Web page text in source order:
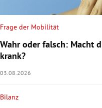
Frage der Mobilität
Wahr oder falsch: Macht
krank?
03.08.2026
Bilanz